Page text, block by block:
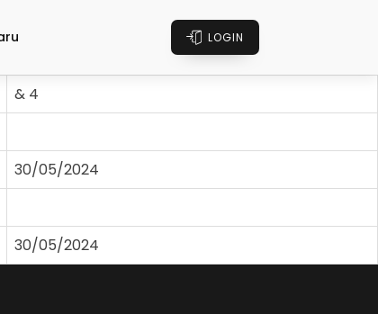
LOGIN
& 4
30/05/2024
30/05/2024